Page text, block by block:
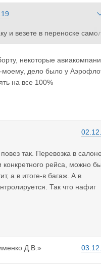
и везете в переноске
некоторые
дело было у
на все 100%
так. Перевозка в
конкретного рейса, можно
а в итоге-в багаж. А в
Так что нафиг
Д.В.»